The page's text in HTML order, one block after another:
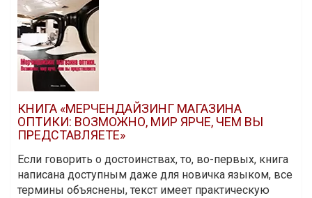
КНИГА «МЕРЧЕНДАЙЗИНГ МАГАЗИНА
ОПТИКИ: ВОЗМОЖНО, МИР ЯРЧЕ, ЧЕМ ВЫ
ПРЕДСТАВЛЯЕТЕ»
Если говорить о достоинствах, то, во-первых, книга
написана доступным даже для новичка языком, все
термины объяснены, текст имеет практическую